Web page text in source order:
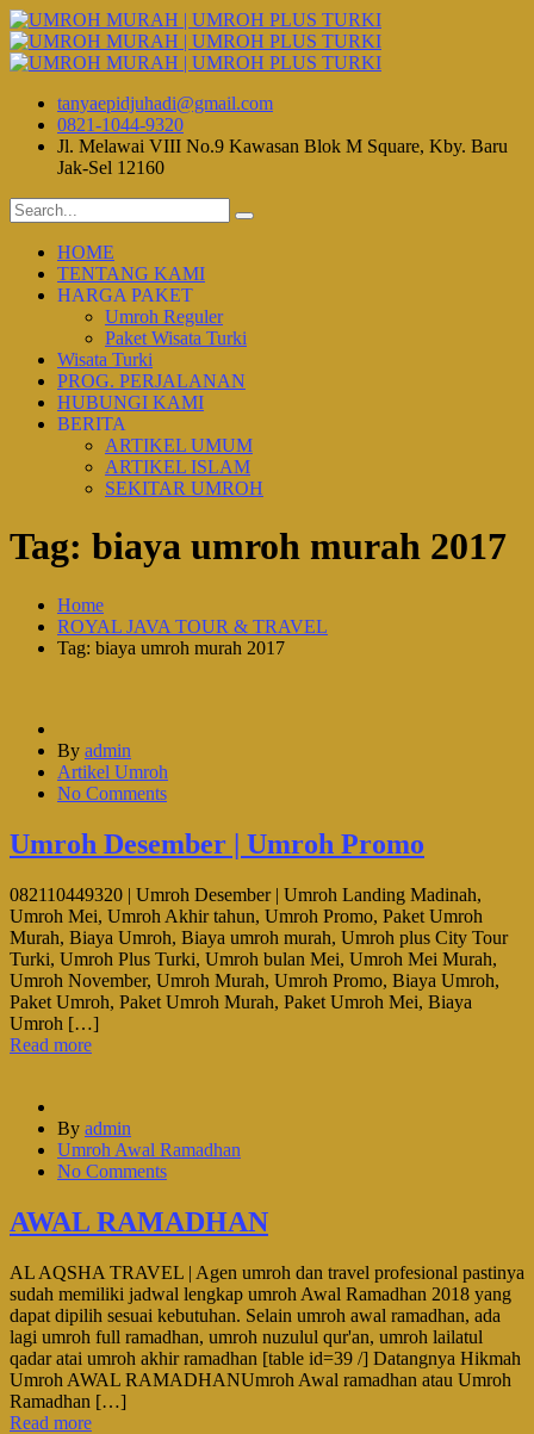
tanyaepidjuhadi@gmail.com
0821-1044-9320
Jl. Melawai VIII No.9 Kawasan Blok M Square, Kby. Baru
Jak-Sel 12160
HOME
TENTANG KAMI
HARGA PAKET
Umroh Reguler
Paket Wisata Turki
Wisata Turki
PROG. PERJALANAN
HUBUNGI KAMI
BERITA
ARTIKEL UMUM
ARTIKEL ISLAM
SEKITAR UMROH
Tag: biaya umroh murah 2017
Home
ROYAL JAVA TOUR & TRAVEL
Tag: biaya umroh murah 2017
By admin
Artikel Umroh
No Comments
Umroh Desember | Umroh Promo
082110449320 | Umroh Desember | Umroh Landing Madinah,
Umroh Mei, Umroh Akhir tahun, Umroh Promo, Paket Umroh
Murah, Biaya Umroh, Biaya umroh murah, Umroh plus City Tour
Turki, Umroh Plus Turki, Umroh bulan Mei, Umroh Mei Murah,
Umroh November, Umroh Murah, Umroh Promo, Biaya Umroh,
Paket Umroh, Paket Umroh Murah, Paket Umroh Mei, Biaya
Umroh […]
Read more
By admin
Umroh Awal Ramadhan
No Comments
AWAL RAMADHAN
AL AQSHA TRAVEL | Agen umroh dan travel profesional pastinya
sudah memiliki jadwal lengkap umroh Awal Ramadhan 2018 yang
dapat dipilih sesuai kebutuhan. Selain umroh awal ramadhan, ada
lagi umroh full ramadhan, umroh nuzulul qur'an, umroh lailatul
qadar atai umroh akhir ramadhan [table id=39 /] Datangnya Hikmah
Umroh AWAL RAMADHANUmroh Awal ramadhan atau Umroh
Ramadhan […]
Read more